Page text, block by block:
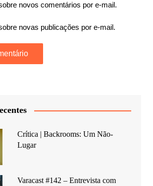
novos comentários por e-mail.
novas publicações por e-mail.
Crítica | Backrooms: Um Não-
Lugar
Varacast #142 – Entrevista com